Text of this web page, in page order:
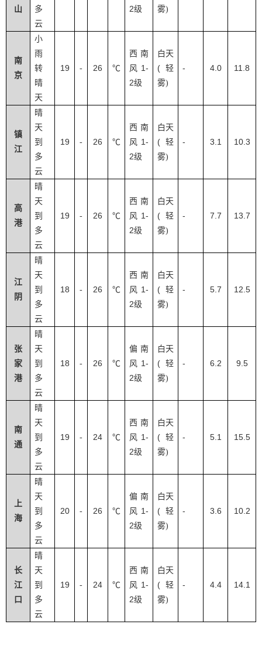
山
多
云
2级
雾)
南
京
小
雨
转
晴
天
19 - 26 ℃
西南
风 1-
2级
白天
( 轻
雾)
- 4.0 11.8
镇
江
晴
天
到
多
云
19 - 26 ℃
西南
风 1-
2级
白天
( 轻
雾)
- 3.1 10.3
高
港
晴
天
到
多
云
19 - 26 ℃
西南
风 1-
2级
白天
( 轻
雾)
- 7.7 13.7
江
阴
晴
天
到
多
云
18 - 26 ℃
西南
风 1-
2级
白天
( 轻
雾)
- 5.7 12.5
张
家
港
晴
天
到
多
云
18 - 26 ℃
偏南
风 1-
2级
白天
( 轻
雾)
- 6.2 9.5
南
通
晴
天
到
多
云
19 - 24 ℃
西南
风 1-
2级
白天
( 轻
雾)
- 5.1 15.5
上
海
晴
天
到
多
云
20 - 26 ℃
偏南
风 1-
2级
白天
( 轻
雾)
- 3.6 10.2
长
江
口
晴
天
到
多
云
19 - 24 ℃
西南
风 1-
2级
白天
( 轻
雾)
- 4.4 14.1